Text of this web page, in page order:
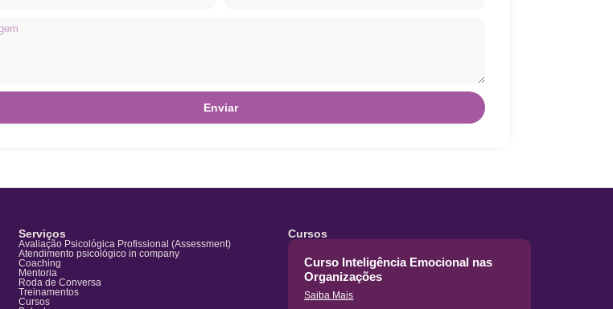
Enviar
Serviços
Avaliação Psicológica Profissional (Assessment)
Atendimento psicológico in company
Coaching
Mentoria
Roda de Conversa
Treinamentos
Cursos
Cursos
Curso Inteligência Emocional nas
Organizações
Saiba Mais